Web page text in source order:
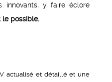
innovants, y faire éclore
le possible.
actualisé et détaillé et une